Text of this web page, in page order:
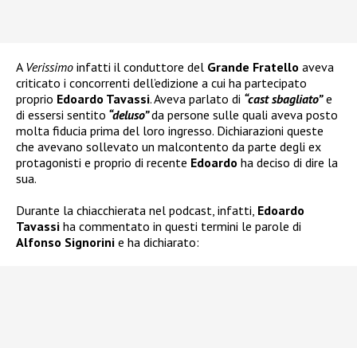
A Verissimo infatti il conduttore del Grande Fratello aveva
criticato i concorrenti dell’edizione a cui ha partecipato
proprio Edoardo Tavassi. Aveva parlato di “cast sbagliato”e
di essersi sentito “deluso”da persone sulle quali aveva posto
molta fiducia prima del loro ingresso. Dichiarazioni queste
che avevano sollevato un malcontento da parte degli ex
protagonisti e proprio di recente Edoardo ha deciso di dire la
sua.
Durante la chiacchierata nel podcast, infatti, Edoardo
Tavassi ha commentato in questi termini le parole di
Alfonso Signorini e ha dichiarato: